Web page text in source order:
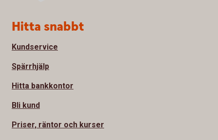
Sidfot
Hitta snabbt
Kundservice
Spärrhjälp
Hitta bankkontor
Bli kund
Priser, räntor och kurser